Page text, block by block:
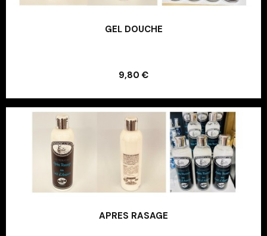
GEL DOUCHE
9,80 €
Ajouter au panier
APRES RASAGE